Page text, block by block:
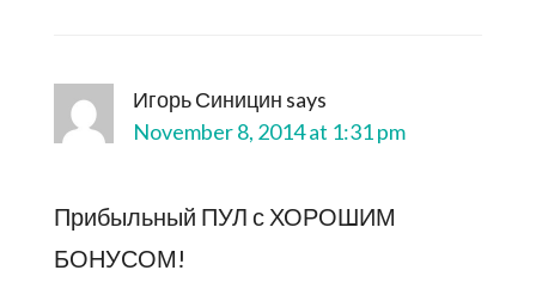
Игорь Синицин says
November 8, 2014 at 1:31 pm
Прибыльный ПУЛ с ХОРОШИМ
БОНУСОМ!